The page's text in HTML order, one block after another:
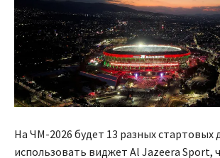
На ЧМ-2026 будет 13 разных стартовых
использовать виджет Al Jazeera Sport,